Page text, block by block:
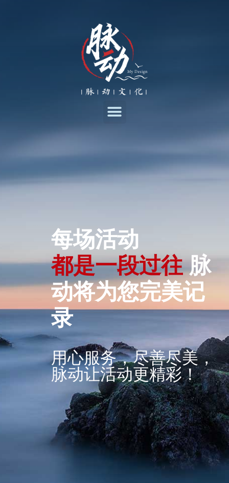
每场活动
都是一段过往 脉
动将为您完美记
录
用心服务，尽善尽美，
脉动让活动更精彩！